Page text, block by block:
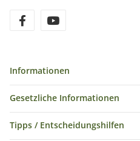
Informationen
Gesetzliche Informationen
Tipps / Entscheidungshilfen